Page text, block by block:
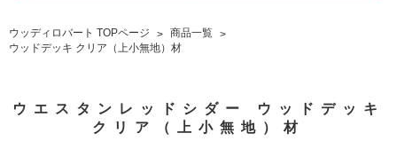
ウッディロバート TOPページ
商品一覧
ウッドデッキ クリア（上小無地）材
ウエスタンレッドシダー ウッドデッキ
クリア（上小無地）材